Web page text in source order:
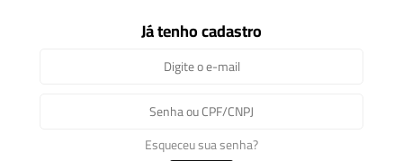
Já tenho cadastro
Esqueceu sua senha?